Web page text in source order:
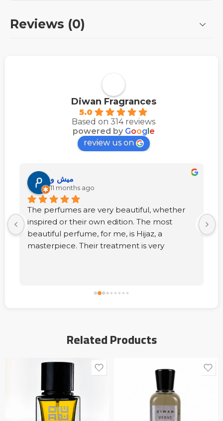
Reviews (0)
Diwan Fragrances
5.0
Based on 314 reviews
powered by Google
review us on
ميش و
11 months ago
The perfumes are very beautiful, whether
inspired or their own edition. The most
beautiful perfume, for me, is Hijaz, a
masterpiece. Their treatment is very
Related Products